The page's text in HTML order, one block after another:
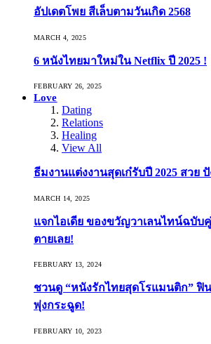
อัปเดตโพย สีเล็บตามวันเกิด 2568
MARCH 4, 2025
6 หนังไทยมาใหม่ใน Netflix ปี 2025 !
FEBRUARY 26, 2025
Love
Dating
Relations
Healing
View All
ธีมงานแต่งงานสุดเก๋รับปี 2025 สวย
MARCH 14, 2025
แจกไอเดีย ของขวัญวาเลนไทน์ฉบับ
ตายเลย!
FEBRUARY 13, 2024
ชวนดู “หนังรักไทยสุดโรแมนติก” ฟิ
พุ่งกระฉูด!
FEBRUARY 10, 2023